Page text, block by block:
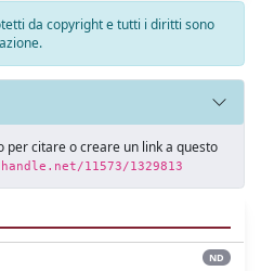
da copyright e tutti i diritti sono
per citare o creare un link a questo
11573/1329813
ND